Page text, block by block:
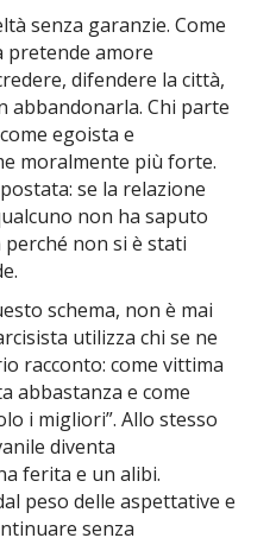
senza garanzie. Come
pretende amore
difendere la città,
abbandonarla. Chi parte
egoista e
moralmente più forte.
se la relazione
non ha saputo
non si è stati
schema, non è mai
utilizza chi se ne
racconto: come vittima
abbastanza e come
i migliori”. Allo stesso
diventa
ferita e un alibi.
peso delle aspettative e
senza